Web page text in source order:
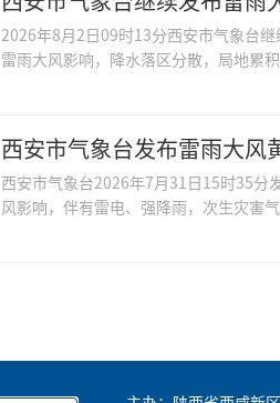
2026年8月2日09时13分西安市气象台
雷雨大风影响，降水落区分散，局地累
西安市气象台发布雷雨大风
西安市气象台2026年7月31日15时35分
风影响，伴有雷电、强降雨，次生灾害